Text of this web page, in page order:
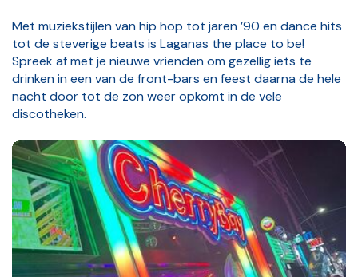
Met muziekstijlen van hip hop tot jaren ’90 en dance hits
tot de steverige beats is Laganas the place to be!
Spreek af met je nieuwe vrienden om gezellig iets te
drinken in een van de front-bars en feest daarna de hele
nacht door tot de zon weer opkomt in de vele
discotheken.